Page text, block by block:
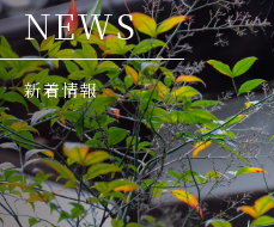
NEWS
新着情報